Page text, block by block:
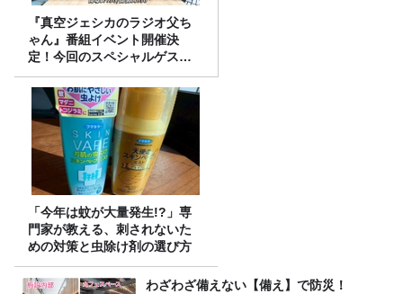
『真空ジェシカのラジオ父ち
ゃん』番組イベント開催決
定！今回のスペシャルゲスト
は、タカアンドトシ！
「今年は蚊が大量発生!?」専
門家が教える、刺されないた
めの対策と虫除け剤の選び方
わざわざ備えない【備え】で防災！